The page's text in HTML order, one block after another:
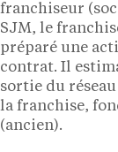
franchiseur
SJM, le
préparé une
contrat. Il
sortie du
la franchise,
(ancien).